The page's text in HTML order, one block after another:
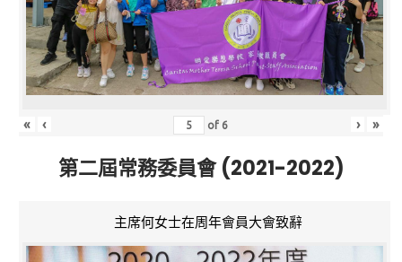
« ‹ of 6 › »
第二屆常務委員會 (2021-2022)
主席何女士在周年會員大會致辭